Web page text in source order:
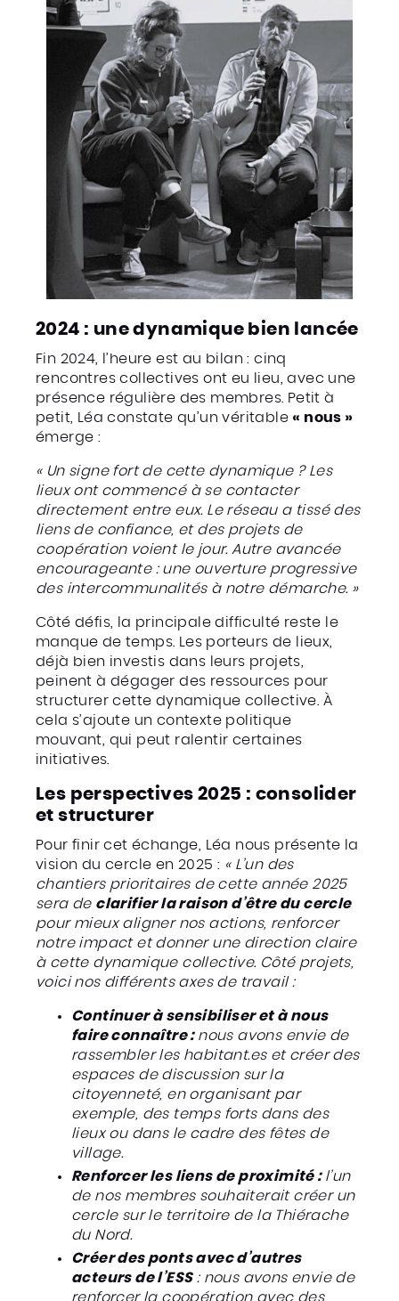
2024 : une dynamique bien lancée
Fin 2024, l’heure est au bilan : cinq
rencontres collectives ont eu lieu, avec une
présence régulière des membres. Petit à
petit, Léa constate qu’un véritable« nous »
émerge :
« Un signe fort de cette dynamique ? Les
lieux ont commencé à se contacter
directement entre eux. Le réseau a tissé des
liens de confiance, et des projets de
coopération voient le jour. Autre avancée
encourageante : une ouverture progressive
des intercommunalités à notre démarche. »
Côté défis, la principale difficulté reste le
manque de temps. Les porteurs de lieux,
déjà bien investis dans leurs projets,
peinent à dégager des ressources pour
structurer cette dynamique collective. À
cela s’ajoute un contexte politique
mouvant, qui peut ralentir certaines
initiatives.
Les perspectives 2025 : consolider
et structurer
Pour finir cet échange, Léa nous présente la
vision du cercle en 2025 : « L’un des
chantiers prioritaires de cette année 2025
sera de clarifier la raison d’être du cercle
pour mieux aligner nos actions, renforcer
notre impact et donner une direction claire
à cette dynamique collective. Côté projets,
voici nos différents axes de travail :
Continuer à sensibiliser et à nous
faire connaître :nous avons envie de
rassembler les habitant.es et créer des
espaces de discussion sur la
citoyenneté, en organisant par
exemple, des temps forts dans des
lieux ou dans le cadre des fêtes de
village.
Renforcer les liens de proximité :l’un
de nos membres souhaiterait créer un
cercle sur le territoire de la Thiérache
du Nord.
Créer des ponts avec d’autres
acteurs de l’ESS: nous avons envie de
renforcer la coopération avec des